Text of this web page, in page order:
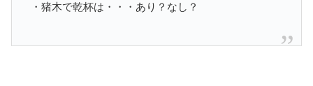
・猪木で乾杯は・・・あり？なし？